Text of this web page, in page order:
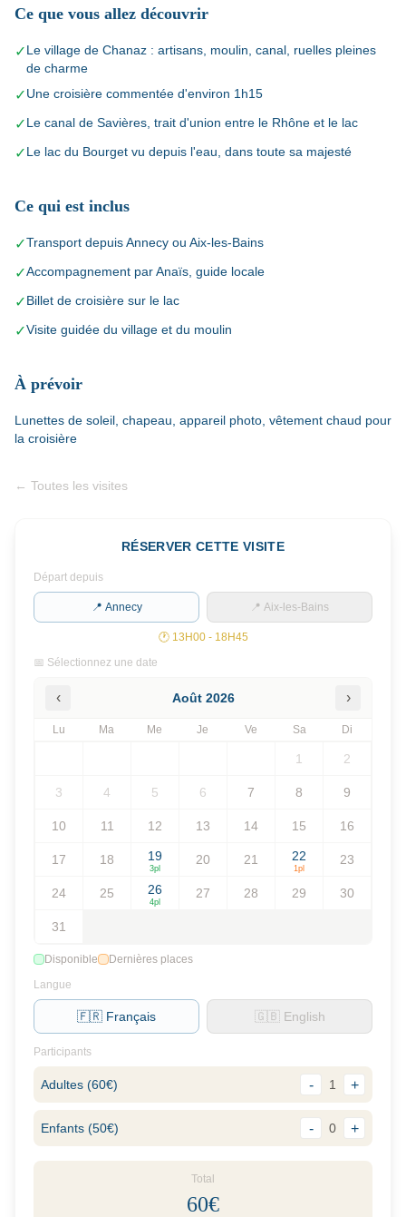
Ce que vous allez découvrir
✓Le village de Chanaz : artisans, moulin, canal, ruelles pleines
de charme
✓Une croisière commentée d'environ 1h15
✓Le canal de Savières, trait d'union entre le Rhône et le lac
✓Le lac du Bourget vu depuis l'eau, dans toute sa majesté
Ce qui est inclus
✓Transport depuis Annecy ou Aix-les-Bains
✓Accompagnement par Anaïs, guide locale
✓Billet de croisière sur le lac
✓Visite guidée du village et du moulin
À prévoir
Lunettes de soleil, chapeau, appareil photo, vêtement chaud pour
la croisière
← Toutes les visites
RÉSERVER CETTE VISITE
Départ depuis
📍 Annecy 📍 Aix-les-Bains
🕐 13H00 - 18H45
📅 Sélectionnez une date
‹ Août 2026 ›
Lu Ma Me Je Ve Sa Di
1 2
3 4 5 6 7 8 9
10 11 12 13 14 15 16
17 18 19
3pl
20 21 22
1 pl
23
24 25 26
4pl
27 28 29 30
31
Disponible
Dernières places
Langue
🇫🇷 Français 🇬🇧 English
Participants
Adultes (60€) - 1 +
Enfants (50€) - 0 +
Total
60€